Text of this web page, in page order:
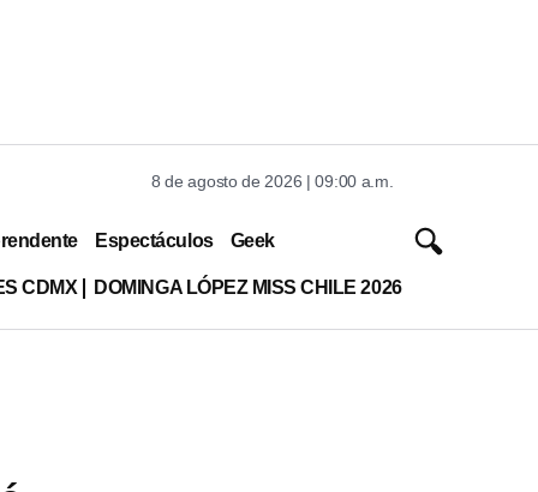
8 de agosto de 2026 | 09:00 a.m.
Espectáculos Geek
CDMX DOMINGA LÓPEZ MISS CHILE 2026